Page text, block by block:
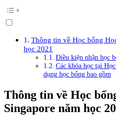
Thông tin về Học bổng
học 2021
Điều kiện nhận học
Các khóa học tại
dụng học bổng bao gồm
Thông tin về Học
Singapore năm học